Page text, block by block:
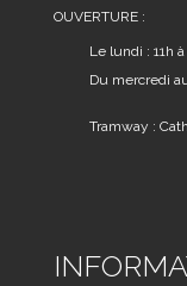
OUVERTURE :
Le lundi : 11h à
Du mercredi
Tramway :